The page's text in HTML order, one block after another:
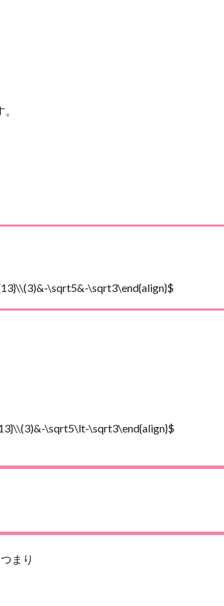
\sqrt5&-\sqrt3\end{align}$
\sqrt5\lt-\sqrt3\end{align}$
まり